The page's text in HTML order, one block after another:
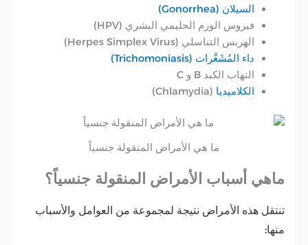
السيلان (Gonorrhea)
فيروس الورم الحليمي البشري (HPV)
الهربس التناسلي (Herpes Simplex Virus)
داء المُشَعَّرات (Trichomoniasis)
التهاب الكبد B و C
الكلاميديا (Chlamydia)
ما هي الأمراض المنقولة جنسياً
ماهي أسباب الأمراض المنقولة جنسياً؟
تنتقل هذه الأمراض نتيجة لمجموعة من العوامل والأسباب
منها: